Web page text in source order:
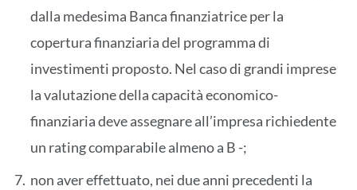
dalla medesima Banca finanziatrice per la
copertura finanziaria del programma di
investimenti proposto. Nel caso di grandi imprese
la valutazione della capacità economico-
finanziaria deve assegnare all’impresa richiedente
un rating comparabile almeno a B -;
non aver effettuato, nei due anni precedenti la